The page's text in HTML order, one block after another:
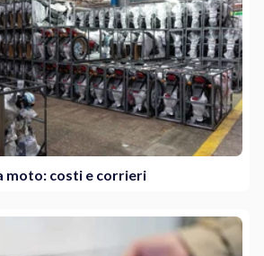
moto: costi e corrieri